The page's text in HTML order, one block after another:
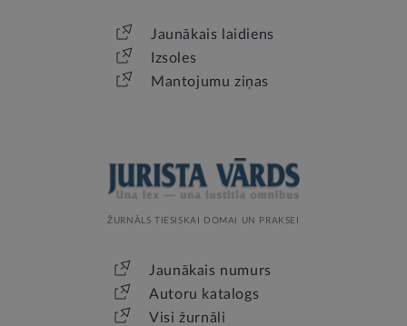
Jaunākais laidiens
Izsoles
Mantojumu ziņas
ŽURNĀLS TIESISKAI DOMAI UN PRAKSEI
Jaunākais numurs
Autoru katalogs
Visi žurnāli